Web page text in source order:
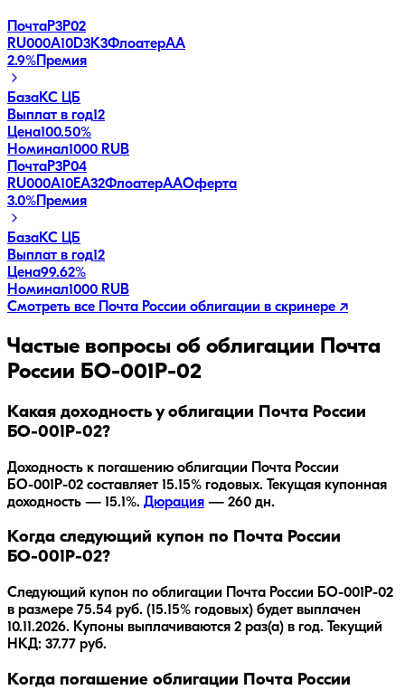
ПочтаР3P02
RU000A10D3K3ФлоатерAA
2.9% Премия
БазаКС ЦБ
Выплат в год12
Цена100.50%
Номинал1000 RUB
ПочтаР3P04
RU000A10EA32ФлоатерAAОферта
3.0% Премия
БазаКС ЦБ
Выплат в год12
Цена99.62%
Номинал1000 RUB
Смотреть все
Почта России облигации в скринере ↗
Частые вопросы об облигации Почта
России БО-001P-02
Какая доходность у облигации Почта России
БО-001P-02?
Доходность к погашению облигации
Почта России
БО-001P-02 составляет 15.15% годовых. Текущая купонная
доходность — 15.1%. Дюрация — 260 дн.
Когда следующий купон по Почта России
БО-001P-02?
Следующий купон по облигации Почта России БО-001P-02
в размере 75.54 руб. (15.15% годовых) будет выплачен
10.11.2026. Купоны выплачиваются 2 раз(а) в год. Текущий
НКД: 37.77 руб.
Когда погашение облигации Почта России